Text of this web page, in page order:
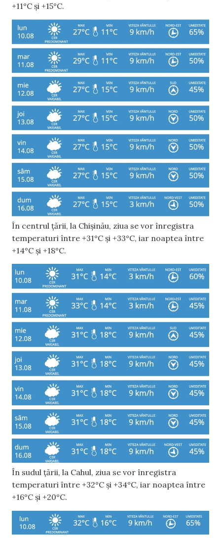
+11°C și +15°C.
În centrul țării, la Chișinău, ziua se vor înregistra
temperaturi între +31°C și +33°C, iar noaptea între
+14°C și +18°C.
În sudul țării, la Cahul, ziua se vor înregistra
temperaturi între +32°C și +34°C, iar noaptea între
+16°C și +20°C.